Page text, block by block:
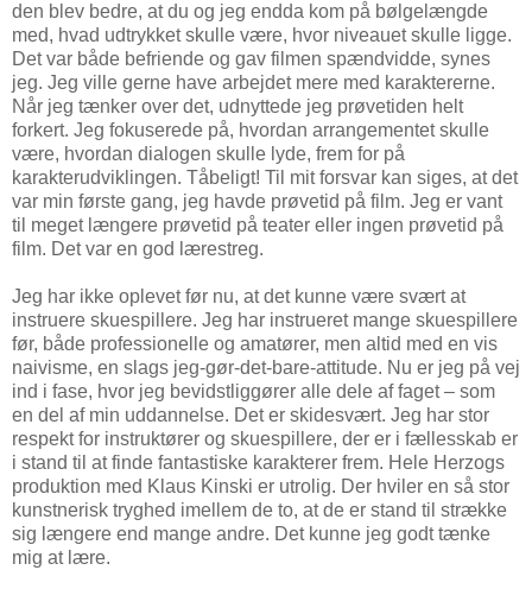
den blev bedre, at du og jeg endda kom på bølgelængde
med, hvad udtrykket skulle være, hvor niveauet skulle ligge.
Det var både befriende og gav filmen spændvidde, synes
jeg. Jeg ville gerne have arbejdet mere med karaktererne.
Når jeg tænker over det, udnyttede jeg prøvetiden helt
forkert. Jeg fokuserede på, hvordan arrangementet skulle
være, hvordan dialogen skulle lyde, frem for på
karakterudviklingen. Tåbeligt! Til mit forsvar kan siges, at det
var min første gang, jeg havde prøvetid på film. Jeg er vant
til meget længere prøvetid på teater eller ingen prøvetid på
film. Det var en god lærestreg.
Jeg har ikke oplevet før nu, at det kunne være svært at
instruere skuespillere. Jeg har instrueret mange skuespillere
før, både professionelle og amatører, men altid med en vis
naivisme, en slags jeg-gør-det-bare-attitude. Nu er jeg på vej
ind i fase, hvor jeg bevidstliggører alle dele af faget – som
en del af min uddannelse. Det er skidesvært. Jeg har stor
respekt for instruktører og skuespillere, der er i fællesskab er
i stand til at finde fantastiske karakterer frem. Hele Herzogs
produktion med Klaus Kinski er utrolig. Der hviler en så stor
kunstnerisk tryghed imellem de to, at de er stand til strække
sig længere end mange andre. Det kunne jeg godt tænke
mig at lære.